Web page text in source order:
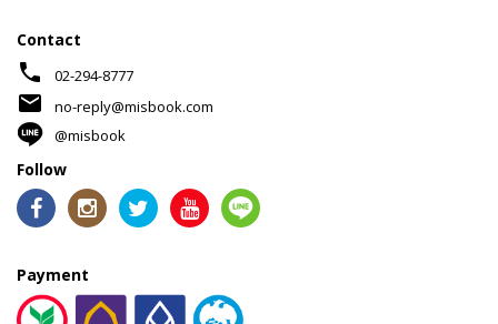
Contact
phone 02-294-8777
mail
no-reply@misbook.com
@misbook
Follow
Payment